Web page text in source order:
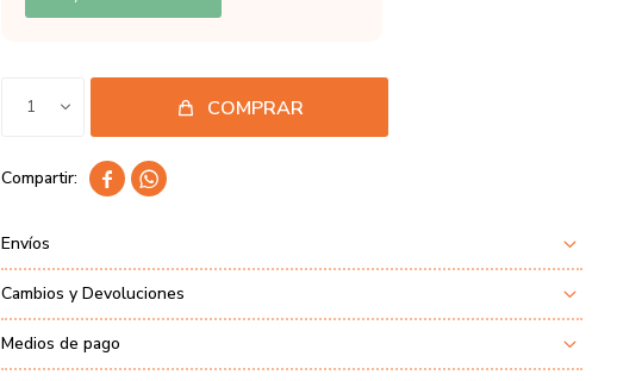
1 COMPRAR
 
Envíos
Cambios y Devoluciones
Medios de pago